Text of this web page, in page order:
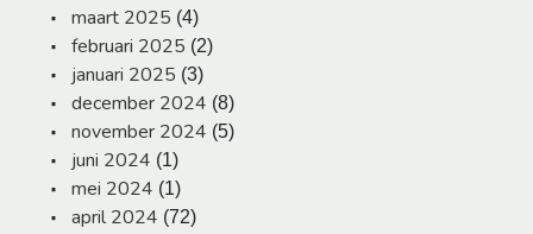
maart 2025 (4)
februari 2025 (2)
januari 2025 (3)
december 2024 (8)
november 2024 (5)
juni 2024 (1)
mei 2024 (1)
april 2024 (72)